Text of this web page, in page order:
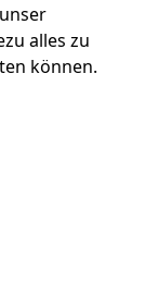
alles zu
können.